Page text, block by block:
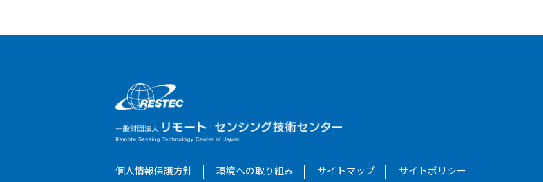
個人情報保護方針 環境への取り組み サイトマップ サイトポリシー